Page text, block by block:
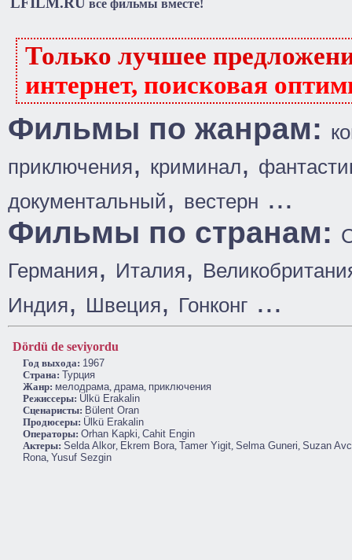
все фильмы вместе!
Только лучшее
интернет, поисковая
Фильмы по жанрам:
приключения, криминал,
документальный, вестерн ...
Фильмы по странам:
Германия, Италия,
Индия, Швеция, Гонконг ...
Dördü de seviyordu
Год выхода: 1967
Cтрана:
Турция
Жанр: мелодрама, драма, приключения
Режиссеры: Ülkü Erakalin
Сценаристы: Bülent Oran
Продюсеры: Ülkü Erakalin
Операторы: Orhan Kapki, Cahit Engin
Актеры: Selda Alkor, Ekrem Bora, Tamer Yigit, Selma Guneri, Suzan
Rona, Yusuf Sezgin